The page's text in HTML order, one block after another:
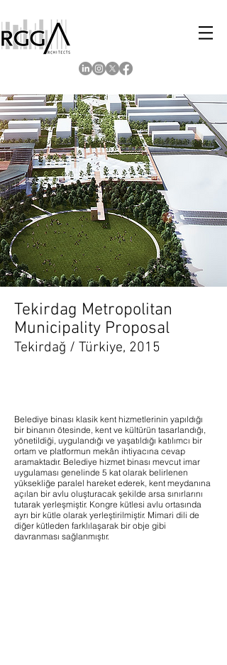
Tekirdag Metropolitan
Municipality Proposal
Tekirdağ / Türkiye, 2015
Belediye binası klasik kent hizmetlerinin yapıldığı
bir binanın ötesinde, kent ve kültürün tasarlandığı,
yönetildiği, uygulandığı ve yaşatıldığı katılımcı bir
ortam ve platformun mekân ihtiyacına cevap
aramaktadır. Belediye hizmet binası mevcut imar
uygulaması genelinde 5 kat olarak belirlenen
yüksekliğe paralel hareket ederek, kent meydanına
açılan bir avlu oluşturacak şekilde arsa sınırlarını
tutarak yerleşmiştir. Kongre kütlesi avlu ortasında
ayrı bir kütle olarak yerleştirilmiştir. Mimari dili de
diğer kütleden farklılaşarak bir obje gibi
davranması sağlanmıştır.